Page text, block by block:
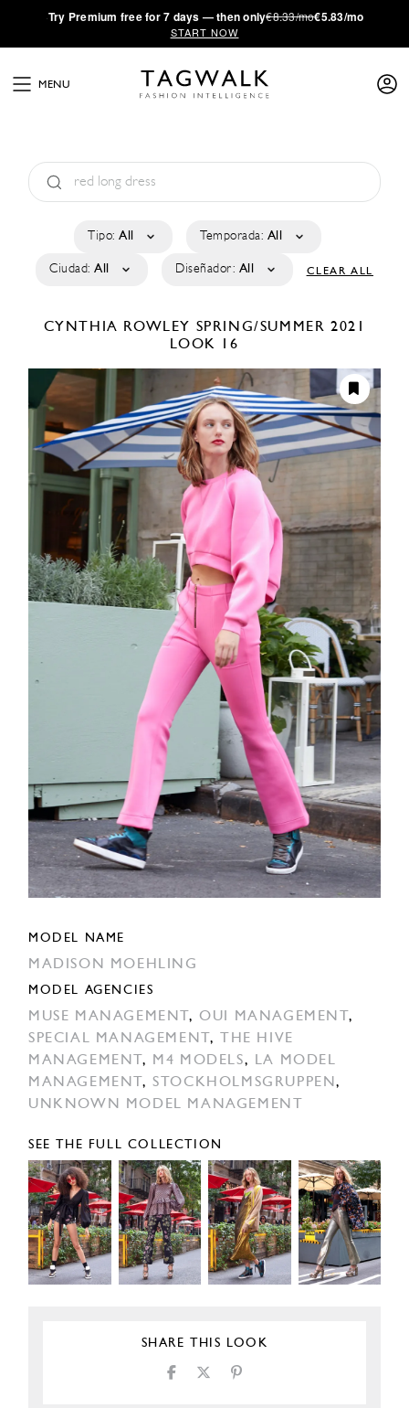
·Try Premium free for 7 days — then only€8.33/mo€5.83/mo
START NOW
MENU
Tipo: All Temporada: All
Ciudad: All Diseñador: All CLEAR ALL
CYNTHIA ROWLEY SPRING/SUMMER 2021
LOOK 16
MODEL NAME
MADISON MOEHLING
MODEL AGENCIES
MUSE MANAGEMENT,OUI MANAGEMENT ,
SPECIAL MANAGEMENT ,
THE HIVE
MANAGEMENT , M4 MODELS,
LA MODEL
MANAGEMENT ,STOCKHOLMSGRUPPEN,
UNKNOWN MODEL MANAGEMENT
SEE THE FULL COLLECTION
SHARE THIS LOOK